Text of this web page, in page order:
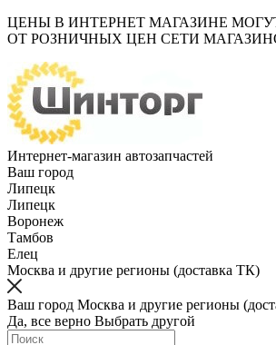
ЦЕНЫ В ИНТЕРНЕТ МАГАЗИНЕ
ОТ РОЗНИЧНЫХ ЦЕН СЕТИ
Интернет-магазин автозапчастей
Ваш город
Липецк
Липецк
Воронеж
Тамбов
Елец
Москва и другие регионы (доставка ТК)
Ваш город Москва и другие регионы
Да, все верно Выбрать другой